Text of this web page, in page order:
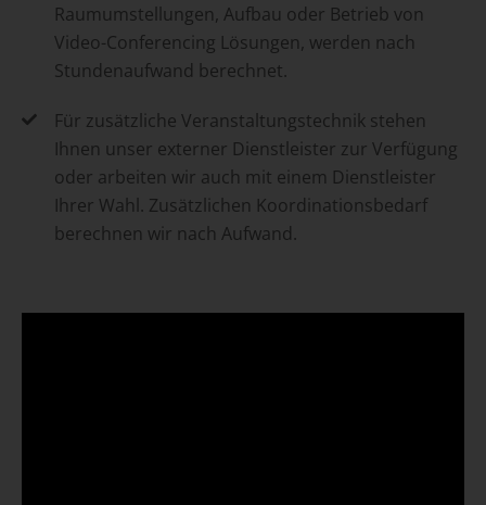
Raumumstellungen, Aufbau oder Betrieb von
Video-Conferencing Lösungen, werden nach
Stundenaufwand berechnet.
Für zusätzliche Veranstaltungstechnik stehen
Ihnen unser externer Dienstleister zur Verfügung
oder arbeiten wir auch mit einem Dienstleister
Ihrer Wahl. Zusätzlichen Koordinationsbedarf
berechnen wir nach Aufwand.